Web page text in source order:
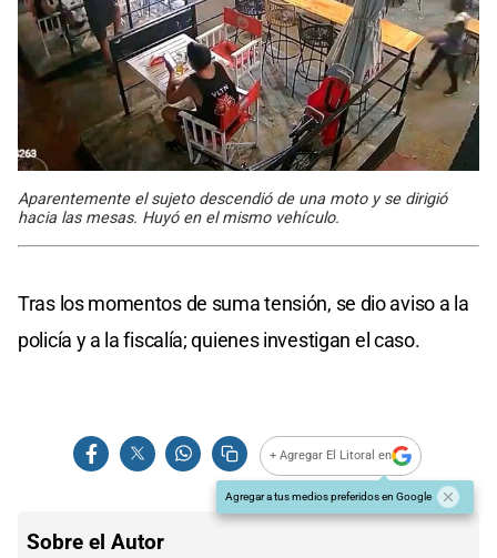
Aparentemente el sujeto descendió de una moto y se dirigió
hacia las mesas. Huyó en el mismo vehículo.
Tras los momentos de suma tensión, se dio aviso a la
policía y a la fiscalía; quienes investigan el caso.
+ Agregar El Litoral en
Agregar a tus medios preferidos en Google
Sobre el Autor